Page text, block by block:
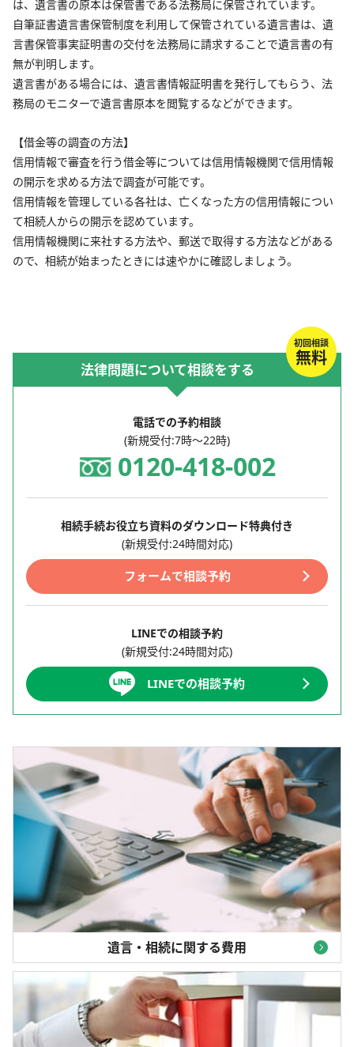
は、遺言書の原本は保管書である法務局に保管されています。
自筆証書遺言書保管制度を利用して保管されている遺言書は、遺
言書保管事実証明書の交付を法務局に請求することで遺言書の有
無が判明します。
遺言書がある場合には、遺言書情報証明書を発行してもらう、法
務局のモニターで遺言書原本を閲覧するなどができます。
【借金等の調査の方法】
信用情報で審査を行う借金等については信用情報機関で信用情報
の開示を求める方法で調査が可能です。
信用情報を管理している各社は、亡くなった方の信用情報につい
て相続人からの開示を認めています。
信用情報機関に来社する方法や、郵送で取得する方法などがある
ので、相続が始まったときには速やかに確認しましょう。
初回相談
無料
法律問題について相談をする
電話での予約相談
(新規受付:7時～22時)
0120-418-002
相続手続お役立ち資料のダウンロード特典付き
(新規受付:24時間対応)
フォームで相談予約
LINEでの相談予約
(新規受付:24時間対応)
LINEでの相談予約
遺言・相続に関する費用